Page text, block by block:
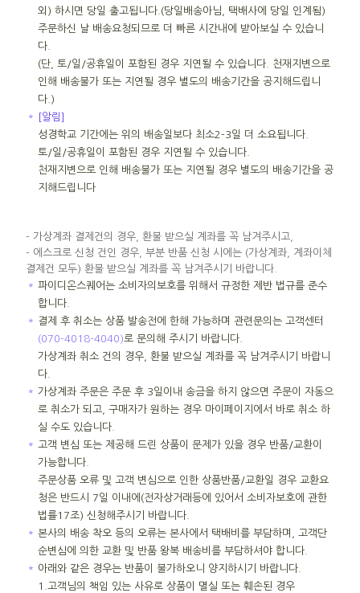
외) 하시면 당일 출고됩니다.(당일배송아님, 택배사에 당일 인계됨)
주문하신 날 배송요청되므로 더 빠른 시간내에 받아보실 수 있습니
다.
(단, 토/일/공휴일이 포함된 경우 지연될 수 있습니다. 천재지변으로
인해 배송불가 또는 지연될 경우 별도의 배송기간을 공지해드립니
다.)
＊
[알림]
성경학교 기간에는 위의 배송일보다 최소2-3일 더 소요됩니다.
토/일/공휴일이 포함된 경우 지연될 수 있습니다.
천재지변으로 인해 배송불가 또는 지연될 경우 별도의 배송기간을 공
지해드립니다
- 가상계좌 결제건의 경우, 환불 받으실 계좌를 꼭 남겨주시고,
- 에스크로 신청 건인 경우, 부분 반품 신청 시에는 (가상계좌, 계좌이체
결제건 모두) 환불 받으실 계좌를 꼭 남겨주시기 바랍니다.
＊ 파이디온스퀘어는 소비자의보호를 위해서 규정한 제반 법규를 준수
합니다.
＊ 결제 후 취소는 상품 발송전에 한해 가능하며 관련문의는 고객센터
(070-4018-4040)로 문의해 주시기 바랍니다.
가상계좌 취소 건의 경우, 환불 받으실 계좌를 꼭 남겨주시기 바랍니
다.
＊ 가상계좌 주문은 주문 후 3일이내 송금을 하지 않으면 주문이 자동으
로 취소가 되고, 구매자가 원하는 경우 마이페이지에서 바로 취소 하
실 수도 있습니다.
＊ 고객 변심 또는 제공해 드린 상품이 문제가 있을 경우 반품/교환이
가능합니다.
주문상품 오류 및 고객 변심으로 인한 상품반품/교환일 경우 교환요
청은 반드시 7일 이내에(전자상거래등에 있어서 소비자보호에 관한
법률17조) 신청해주시기 바랍니다.
＊ 본사의 배송 착오 등의 오류는 본사에서 택배비를 부담하며, 고객단
순변심에 의한 교환 및 반품 왕복 배송비를 부담하셔야 합니다.
＊ 아래와 같은 경우는 반품이 불가하오니 양지하시기 바랍니다.
1. 고객님의 책임 있는 사유로 상품이 멸실 또는 훼손된 경우